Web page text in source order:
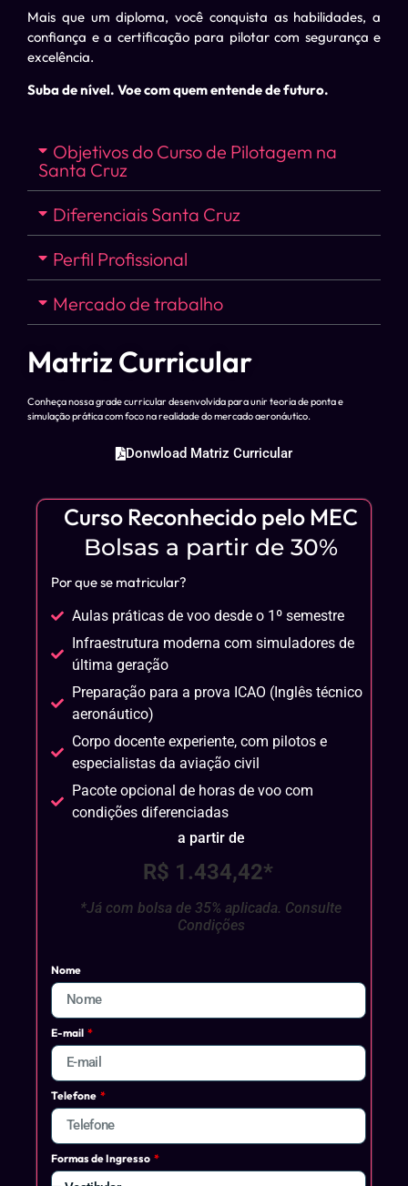
Mais que um diploma, você conquista as habilidades, a
confiança e a certificação para pilotar com segurança e
excelência.
Suba de nível. Voe com quem entende de futuro.
Objetivos do Curso de Pilotagem na
Santa Cruz
Diferenciais Santa Cruz
Perfil Profissional
Mercado de trabalho
Matriz Curricular
Conheça nossa grade curricular desenvolvida para unir teoria de ponta e
simulação prática com foco na realidade do mercado aeronáutico.
Donwload Matriz Curricular
Curso Reconhecido pelo MEC
Bolsas a partir de 30%
Por que se matricular?
Aulas práticas de voo desde o 1º semestre
Infraestrutura moderna com simuladores de
última geração
Preparação para a prova ICAO (Inglês técnico
aeronáutico)
Corpo docente experiente, com pilotos e
especialistas da aviação civil
Pacote opcional de horas de voo com
condições diferenciadas
a partir de
R$ 1.434,42*
*Já com bolsa de 35% aplicada. Consulte
Condições
Nome
E-mail
Telefone
Formas de Ingresso